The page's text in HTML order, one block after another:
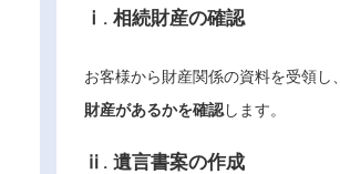
ⅰ. 相続財産の確認
お客様から財産関係の資料を受領し、
財産があるかを確認します。
ⅱ. 遺言書案の作成